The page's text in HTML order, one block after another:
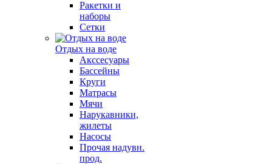
Ракетки и
наборы
Сетки
Отдых на воде
Акссесуары
Бассейны
Круги
Матрасы
Мячи
Нарукавники,
жилеты
Насосы
Прочая надувн.
прод.